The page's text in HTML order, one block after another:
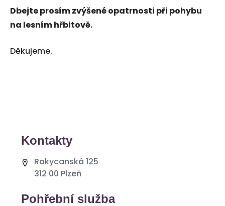
Dbejte prosím zvýšené opatrnosti při pohybu
na lesním hřbitově.
Děkujeme.
Kontakty
Rokycanská 125
312 00 Plzeň
Pohřební služba